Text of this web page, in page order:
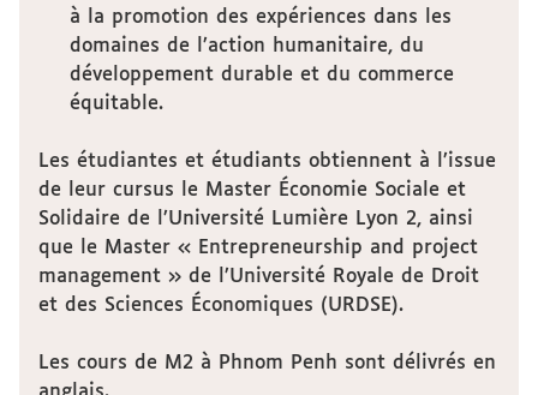
à la promotion des expériences dans les
domaines de l’action humanitaire, du
développement durable et du commerce
équitable.
Les étudiantes et étudiants obtiennent à l’issue
de leur cursus le Master Économie Sociale et
Solidaire de l’Université Lumière Lyon 2, ainsi
que le Master « Entrepreneurship and project
management » de l’Université Royale de Droit
et des Sciences Économiques (URDSE).
Les cours de M2 à Phnom Penh sont délivrés en